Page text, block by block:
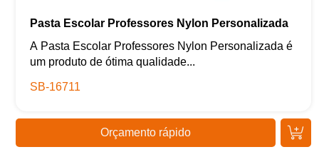
Pasta Escolar Professores Nylon Personalizada
A Pasta Escolar Professores Nylon Personalizada é
um produto de ótima qualidade...
SB-16711
Orçamento rápido